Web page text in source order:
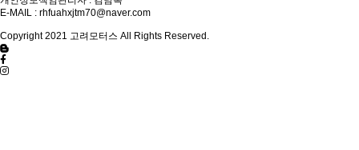
E-MAIL : rhfuahxjtm70@naver.com
Copyright 2021 고려모터스 All Rights Reserved.